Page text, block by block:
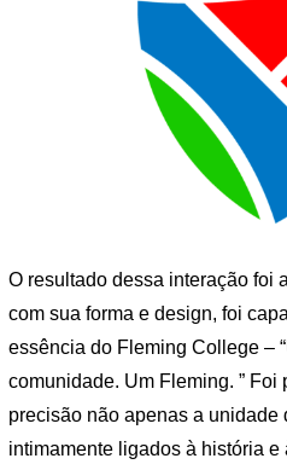
O resultado dessa interação foi
com sua forma e design, foi
essência do Fleming College –
comunidade. Um Fleming. ”
precisão não apenas a unidade
intimamente ligados à história